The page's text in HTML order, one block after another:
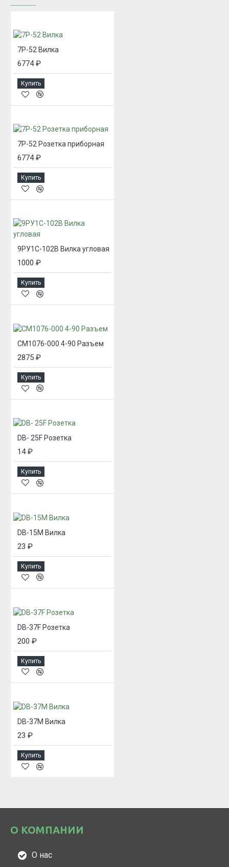
7Р-52 Вилка
6774 ₽
Купить
7Р-52 Розетка приборная
6774 ₽
Купить
9РУ1С-102В Вилка угловая
1000 ₽
Купить
CM1076-000 4-90 Разъем
2875 ₽
Купить
DB- 25F Розетка
14 ₽
Купить
DB-15M Вилка
23 ₽
Купить
DB-37F Розетка
200 ₽
Купить
DB-37M Вилка
23 ₽
Купить
О КОМПАНИИ
О нас